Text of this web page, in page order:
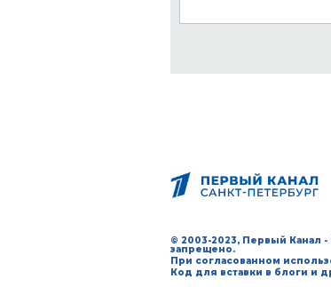
© 2003-2023, Первый Канал
запрещено.
При согласованном
Код для вставки в блоги и